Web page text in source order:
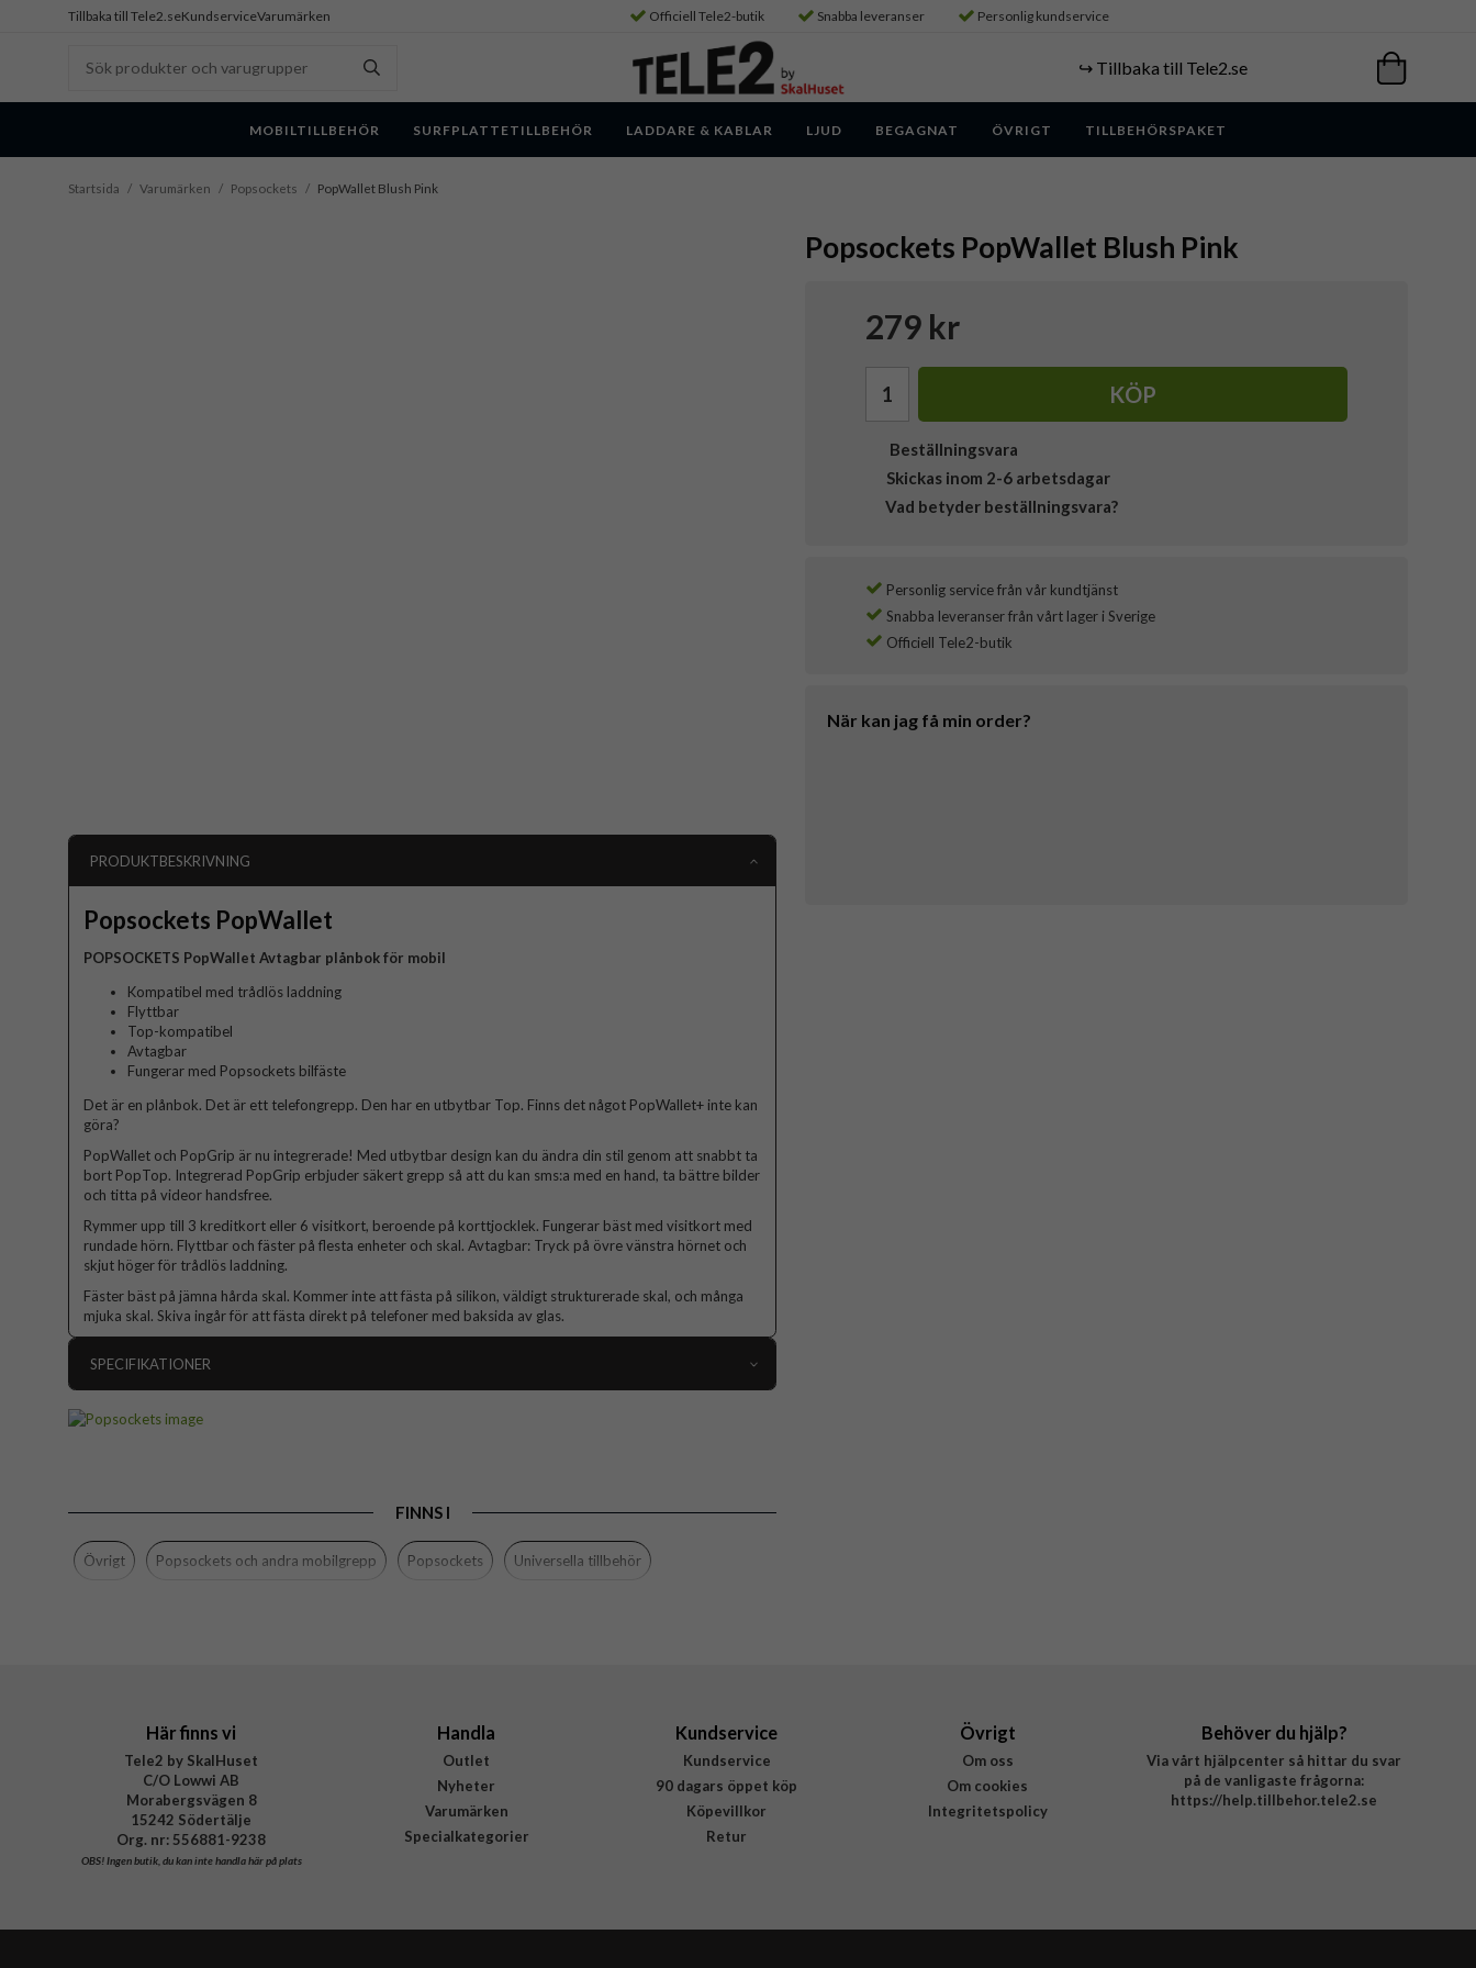
Tillbaka till Tele2.seKundserviceVarumärken Officiell Tele2-butik Snabba leveranser Personlig kundservice
↪️ Tillbaka till Tele2.se
MOBILTILLBEHÖR SURFPLATTETILLBEHÖR LADDARE & KABLAR LJUD BEGAGNAT ÖVRIGT TILLBEHÖRSPAKET
Startsida / Varumärken / Popsockets / PopWallet Blush Pink
Popsockets PopWallet Blush Pink
279 kr
KÖP
Beställningsvara
Skickas inom 2-6 arbetsdagar
Vad betyder beställningsvara?
Personlig service från vår kundtjänst
Snabba leveranser från vårt lager i Sverige
Officiell Tele2-butik
När kan jag få min order?
PRODUKTBESKRIVNING
Popsockets PopWallet
POPSOCKETS PopWallet Avtagbar plånbok för mobil
Kompatibel med trådlös laddning
Flyttbar
Top-kompatibel
Avtagbar
Fungerar med Popsockets bilfäste
Det är en plånbok. Det är ett telefongrepp. Den har en utbytbar Top. Finns det något PopWallet+ inte kan
göra?
PopWallet och PopGrip är nu integrerade! Med utbytbar design kan du ändra din stil genom att snabbt ta
bort PopTop. Integrerad PopGrip erbjuder säkert grepp så att du kan sms:a med en hand, ta bättre bilder
och titta på videor handsfree.
Rymmer upp till 3 kreditkort eller 6 visitkort, beroende på korttjocklek. Fungerar bäst med visitkort med
rundade hörn. Flyttbar och fäster på flesta enheter och skal. Avtagbar: Tryck på övre vänstra hörnet och
skjut höger för trådlös laddning.
Fäster bäst på jämna hårda skal. Kommer inte att fästa på silikon, väldigt strukturerade skal, och många
mjuka skal. Skiva ingår för att fästa direkt på telefoner med baksida av glas.
SPECIFIKATIONER
Färg
Flerfärgad
Material
FINNS I
Övrigt Popsockets och andra mobilgrepp Popsockets Universella tillbehör
Här finns vi
Tele2 by SkalHuset
C/O Lowwi AB
Morabergsvägen 8
15242 Södertälje
Org. nr: 556881-9238
OBS!Ingen butik, du kan inte handla här på plats
Handla
Outlet
Nyheter
Varumärken
Specialkategorier
Kundservice
Kundservice
90 dagars öppet köp
Köpevillkor
Retur
Övrigt
Om oss
Om cookies
Integritetspolicy
Behöver du hjälp?
Via vårt hjälpcenter så hittar du svar
på de vanligaste frågorna:
https://help.tillbehor.tele2.se